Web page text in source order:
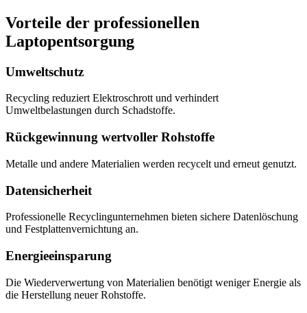
Vorteile der professionellen
Laptopentsorgung
Umweltschutz
Recycling reduziert Elektroschrott und verhindert
Umweltbelastungen durch Schadstoffe.
Rückgewinnung wertvoller Rohstoffe
Metalle und andere Materialien werden recycelt und erneut genutzt.
Datensicherheit
Professionelle Recyclingunternehmen bieten sichere Datenlöschung
und Festplattenvernichtung an.
Energieeinsparung
Die Wiederverwertung von Materialien benötigt weniger Energie als
die Herstellung neuer Rohstoffe.